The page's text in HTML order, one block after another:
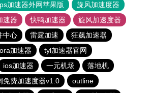
加速器外网苹果版
旋风加速度器
速器 快鸭加速器
旋风加速度器
中心 雷霆加速
狂飙加速器
加速器
tyl加速器官网
ios加速器 一元机场
落地机
免费加速度器v1.0
outline